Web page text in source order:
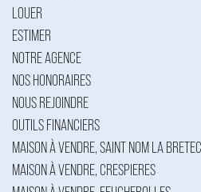
LOUER
ESTIMER
NOTRE AGENCE
NOS HONORAIRES
NOUS REJOINDRE
OUTILS FINANCIERS
MAISON À VENDRE, SAINT NOM LA
MAISON À VENDRE, CRESPIERES